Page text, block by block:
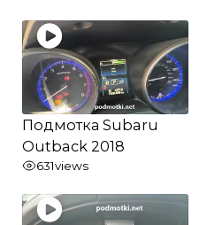
Подмотка Subaru
Outback 2018
631views